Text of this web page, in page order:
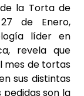
la Torta de
de Enero,
líder en
revela que
mes de tortas
sus distintas
pedidas son la